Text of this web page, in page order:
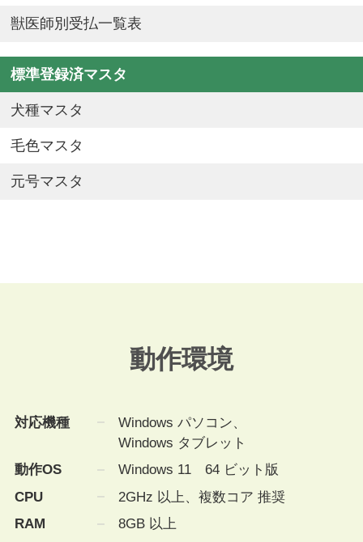
獣医師別受払一覧表
標準登録済マスタ
犬種マスタ
毛色マスタ
元号マスタ
動作環境
対応機種
Windows パソコン、
Windows タブレット
動作OS
Windows 11 64 ビット版
CPU
2GHz 以上、複数コア 推奨
RAM
8GB 以上